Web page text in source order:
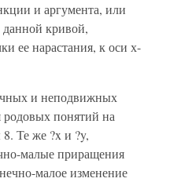
и аргумента, или
данной кривой,
ее нарастания, к оси х-
и неподвижных
понятий на
Те же ?x и ?y,
малые приращения
малое изменение